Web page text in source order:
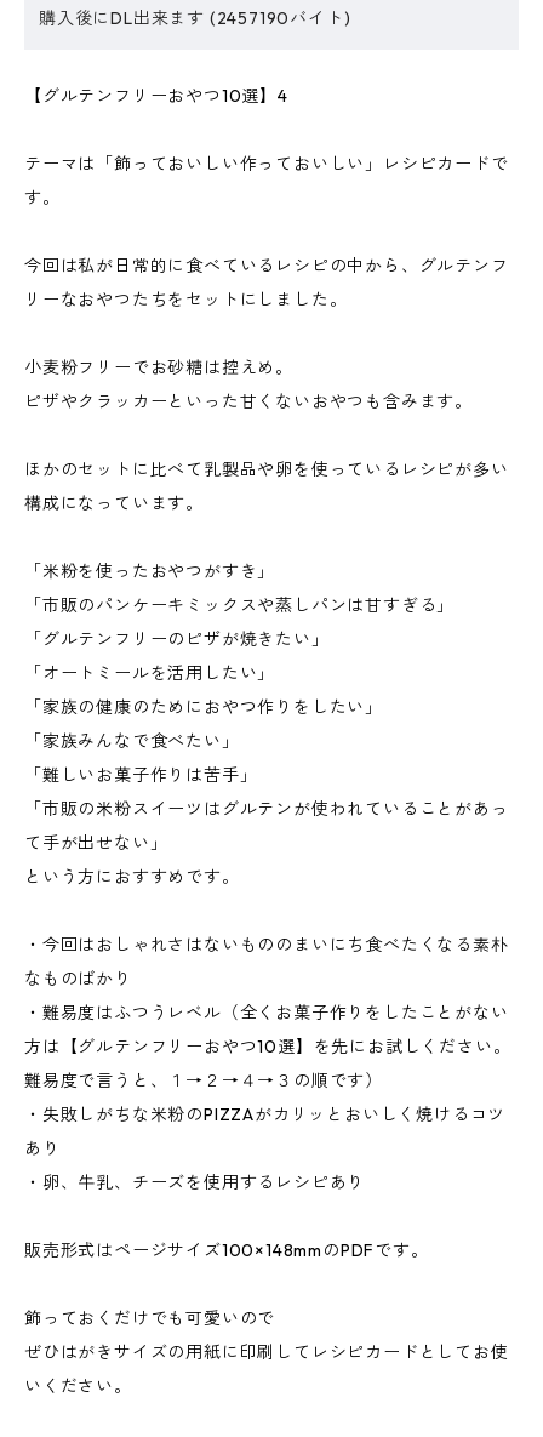
購入後にDL出来ます (2457190バイト)
【グルテンフリーおやつ10選】4
テーマは「飾っておいしい作っておいしい」レシピカードで
す。
今回は私が日常的に食べているレシピの中から、グルテンフ
リーなおやつたちをセットにしました。
小麦粉フリーでお砂糖は控えめ。
ピザやクラッカーといった甘くないおやつも含みます。
ほかのセットに比べて乳製品や卵を使っているレシピが多い
構成になっています。
「米粉を使ったおやつがすき」
「市販のパンケーキミックスや蒸しパンは甘すぎる」
「グルテンフリーのピザが焼きたい」
「オートミールを活用したい」
「家族の健康のためにおやつ作りをしたい」
「家族みんなで食べたい」
「難しいお菓子作りは苦手」
「市販の米粉スイーツはグルテンが使われていることがあっ
て手が出せない」
という方におすすめです。
・今回はおしゃれさはないもののまいにち食べたくなる素朴
なものばかり
・難易度はふつうレベル（全くお菓子作りをしたことがない
方は【グルテンフリーおやつ10選】を先にお試しください。
難易度で言うと、１→２→４→３の順です）
・失敗しがちな米粉のPIZZAがカリッとおいしく焼けるコツ
あり
・卵、牛乳、チーズを使用するレシピあり
販売形式はページサイズ100×148mmのPDFです。
飾っておくだけでも可愛いので
ぜひはがきサイズの用紙に印刷してレシピカードとしてお使
いください。